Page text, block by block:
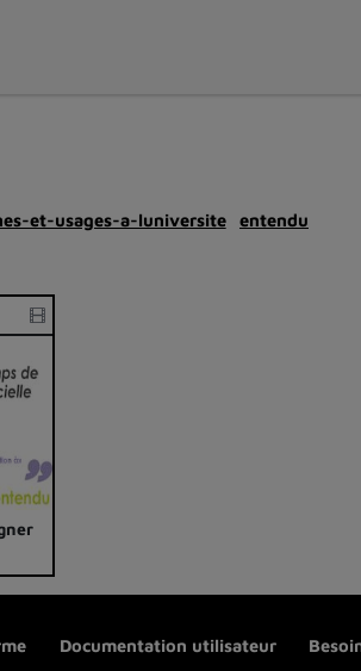
et-usages-a-luniversite
entendu
Documentation utilisateur